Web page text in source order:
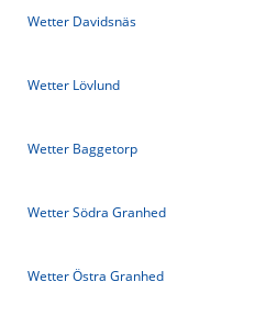
Wetter Davidsnäs
Wetter Lövlund
Wetter Baggetorp
Wetter Södra Granhed
Wetter Östra Granhed